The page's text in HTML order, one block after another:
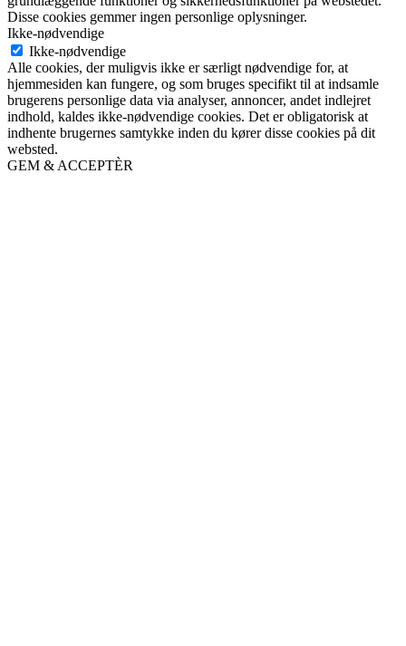
Disse cookies gemmer ingen personlige oplysninger.
Ikke-nødvendige
Ikke-nødvendige
Alle cookies, der muligvis ikke er særligt nødvendige for, at
hjemmesiden kan fungere, og som bruges specifikt til at indsamle
brugerens personlige data via analyser, annoncer, andet indlejret
indhold, kaldes ikke-nødvendige cookies. Det er obligatorisk at
indhente brugernes samtykke inden du kører disse cookies på dit
websted.
GEM & ACCEPTÈR